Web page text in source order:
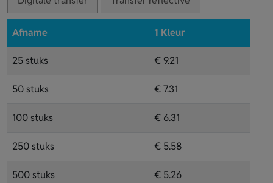
Afname 1 Kleur
25 stuks € 9.21
50 stuks € 7.31
100 stuks € 6.31
250 stuks € 5.58
500 stuks € 5.26